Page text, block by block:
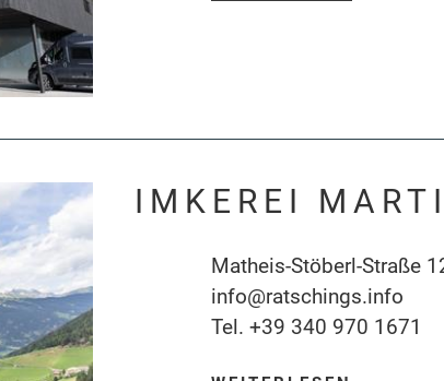
IMKEREI
Matheis-Stöberl-Straße
info@ratschings.info
Tel. +39 340 970 1671